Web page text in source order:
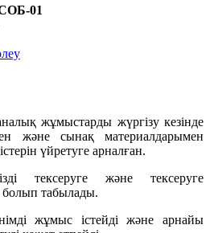
01
жұмыстарды жүргізу кезінде
және сынақ материалдарымен
үйретуге арналған.
тексеруге және тексеруге
болып табылады.
жұмыс істейді және арнайы